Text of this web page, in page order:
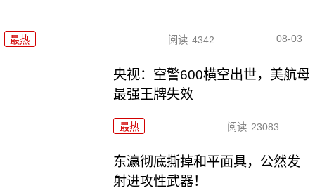
最热 阅读 4342 08-03
央视：空警600横空出世，美航母
最强王牌失效
最热 阅读 23083
东瀛彻底撕掉和平面具，公然发
射进攻性武器！